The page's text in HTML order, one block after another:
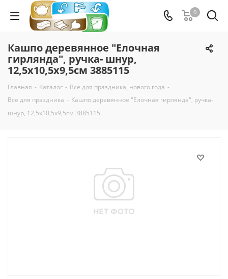
0
Кашпо деревянное "Елочная
гирлянда", ручка- шнур,
12,5х10,5х9,5см 3885115
Главная - Каталог - Все для праздника, нового года -
Все для праздника - Кашпо деревянное "Елочная гирлянда", ручка-
шнур, 12,5х10,5х9,5см 3885115